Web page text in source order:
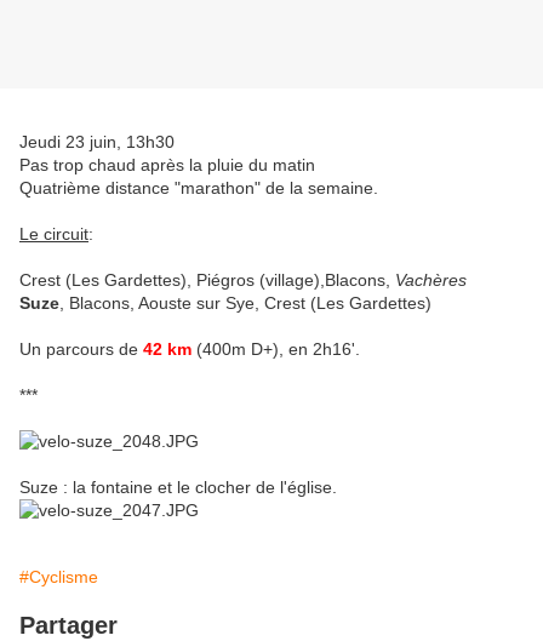
Jeudi 23 juin, 13h30
Pas trop chaud après la pluie du matin
Quatrième distance "marathon" de la semaine.
Le circuit:
Crest (Les Gardettes), Piégros (village),Blacons, Vachères
Suze , Blacons, Aouste sur Sye, Crest (Les Gardettes)
Un parcours de 42 km (400m D+), en 2h16'.
***
Suze : la fontaine et le clocher de l'église.
#Cyclisme
Partager